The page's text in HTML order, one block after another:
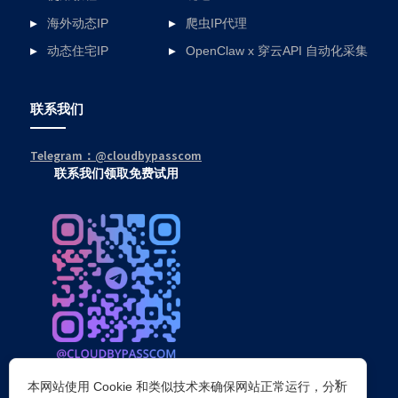
海外动态IP
动态住宅IP
爬虫IP代理
OpenClaw x 穿云API 自动化采集
联系我们
Telegram：@cloudbypasscom
联系我们领取免费试用
×
本网站使用 Cookie 和类似技术来确保网站正常运行，分析